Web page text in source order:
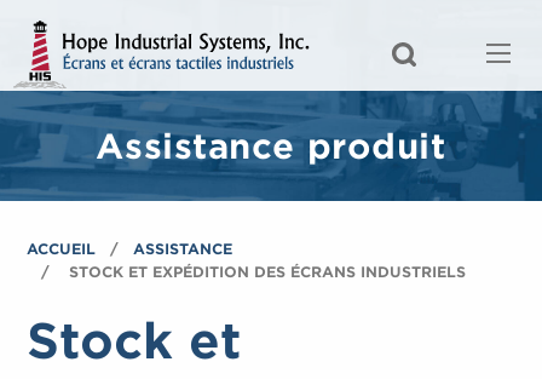
Assistance produit
ACCUEIL
ASSISTANCE
STOCK ET EXPÉDITION DES ÉCRANS INDUSTRIELS
Stock et